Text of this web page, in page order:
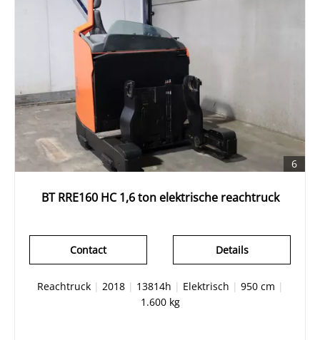
6
BT RRE160 HC 1,6 ton elektrische reachtruck
Details
Contact
Reachtruck| 2018| 13814h | Elektrisch | 950 cm |
1.600 kg